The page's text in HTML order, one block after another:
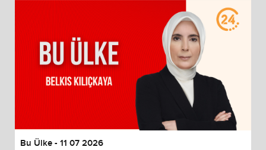
Bu Ülke - 11 07 2026